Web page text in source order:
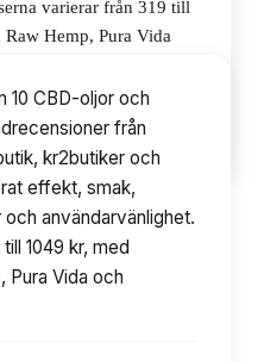
varierar från 319 till
Hemp, Pura Vida
10avsnitt
10 CBD-oljor och
från
kr2butiker och
effekt, smak,
användarvänlighet.
1049 kr, med
Pura Vida och